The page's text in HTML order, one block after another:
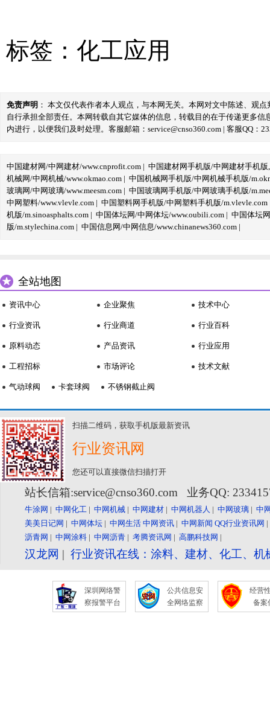
标签： 化工应用
免责声明 ： 本文仅代表作者本人观点，与本网无关。本网对文中陈述、观
自行承担全部责任。本网转载自其它媒体的信息，转载目的在于传递更多
内进行，以便我们及时处理。客服邮箱：service@cnso360.com | 客服QQ：
中国建材网/中网建材/www.cnprofit.com | 中国建材网手机版/中网建材手机版
机械网/中网机械/www.okmao.com | 中国机械网手机版/中网机械手机版/
玻璃网/中网玻璃/www.meesm.com | 中国玻璃网手机版/中网玻璃手机版/
中网塑料/www.vlevle.com | 中国塑料网手机版/中网塑料手机版/m.vlevle.com
机版/m.sinoasphalts.com | 中国体坛网/中网体坛/www.oubili.com | 中国体坛
版/m.stylechina.com | 中国信息网/中网信息/www.chinanews360.com |
全站地图
资讯中心
行业资讯
原料动态
工程招标
企业聚焦
行业商道
产品资讯
市场评论
技术中心
行业百科
行业应用
技术文献
气动球阀 卡套球阀 不锈钢截止阀
扫描二维码，获取手机版最新资讯
行业资讯网
您还可以直接微信扫描打开
站长信箱:service@cnso360.com 业务QQ:
牛涂网 | 中网化工 | 中网机械 | 中网建材 | 中网机器人 | 中网玻璃 | 中
美美日记网 | 中网体坛 | 中网生活 中网资讯 | 中网新闻 QQ行业资讯网
沥青网 | 中网涂料 | 中网沥青 | 考腾资讯网 | 高鹏科技网 |
汉龙网 | 行业资讯在线：涂料、建材、化工、
深圳网络警
察报警平台
公共信息安
全网络监察
经营
备案